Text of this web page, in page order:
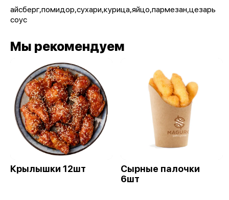
айсберг,помидор,сухари,курица,яйцо,пармезан,цезарь
соус
Мы рекомендуем
Крылышки 12шт
Сырные палочки
6шт